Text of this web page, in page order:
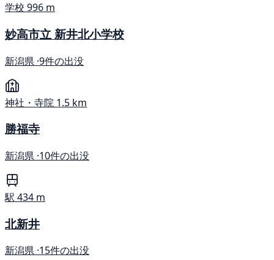
学校 996 m
妙高市立 新井北小学校
新潟県 ·9件の出没
神社・寺院 1.5 km
勝福寺
新潟県 ·10件の出没
駅 434 m
北新井
新潟県 ·15件の出没